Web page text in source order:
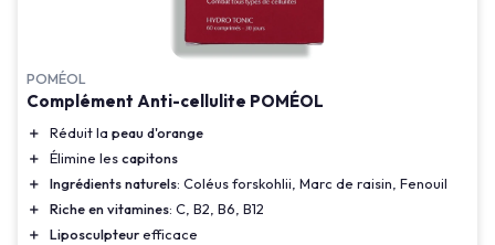
POMÉOL
Complément Anti-cellulite POMÉOL
＋ Réduit la peau d'orange
＋
Élimine lescapitons
＋
Ingrédients naturels: Coléus forskohlii, Marc de raisin, Fenouil
＋
Riche en vitamines: C, B2, B6, B12
＋
Liposculpteurefficace